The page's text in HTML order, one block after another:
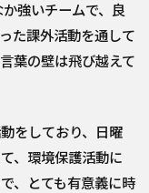
強いチームで、良
た課外活動を通して
葉の壁は飛び越えて
をしており、日曜
、環境保護活動に
、とても有意義に時